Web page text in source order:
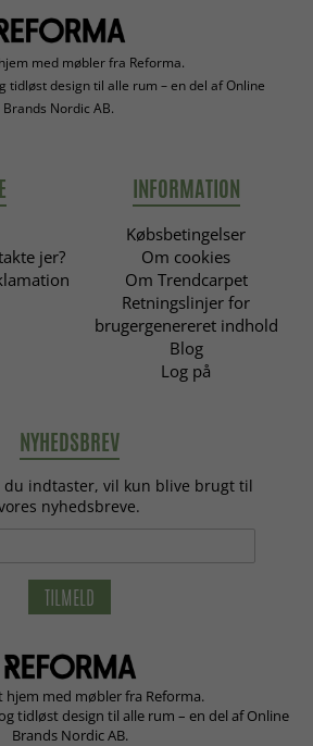
med møbler fra Reforma.
tidløst design til alle rum – en del af Online
Brands Nordic AB.
jer?
INFORMATION
Købsbetingelser
Om cookies
Om Trendcarpet
Retningslinjer for
brugergenereret indhold
Blog
Log på
NYHEDSBREV
du indtaster, vil kun blive brugt til
nyhedsbreve.
TILMELD
hjem med møbler fra Reforma.
tidløst design til alle rum – en del af Online
Brands Nordic AB.